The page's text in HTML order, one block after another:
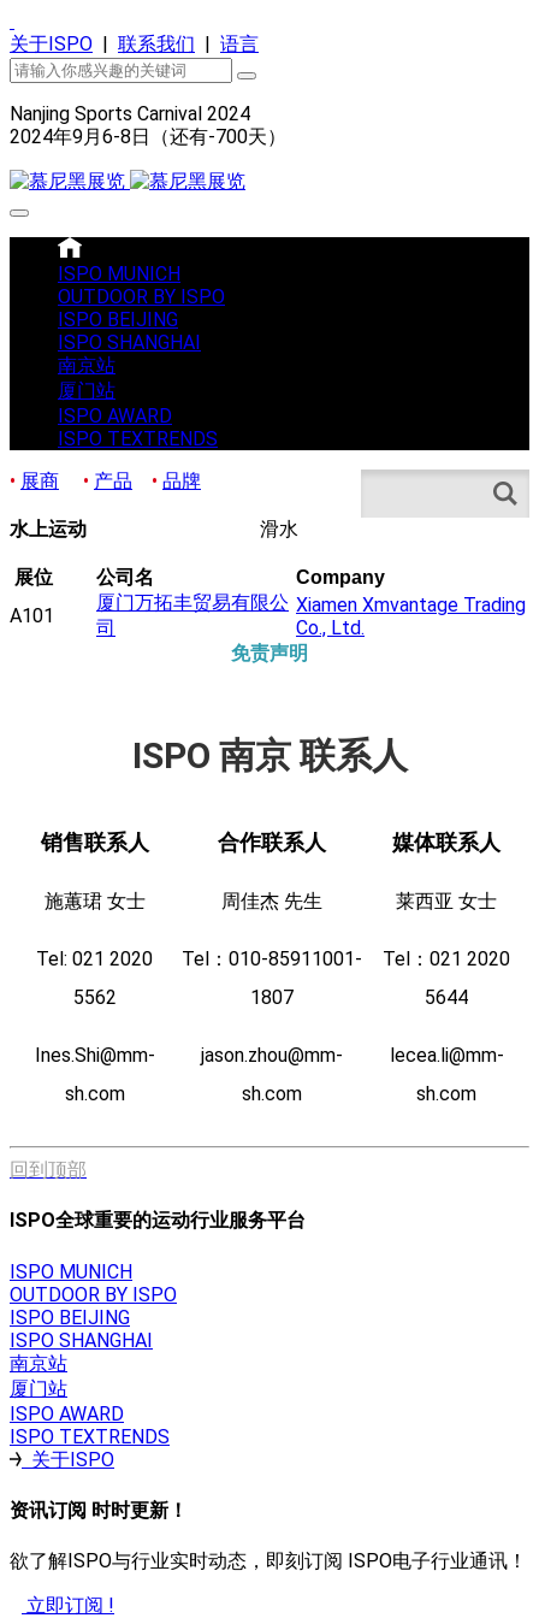
关于ISPO | 联系我们 | 语言
Nanjing Sports Carnival 2024
2024年9月6-8日（还有-700天）
ISPO MUNICH
OUTDOOR BY ISPO
ISPO BEIJING
ISPO SHANGHAI
南京站
厦门站
ISPO AWARD
ISPO TEXTRENDS
• 展商 • 产品 • 品牌 Search
水上运动 滑水
展位 公司名 Company
A101
厦门万拓丰贸易有限公
司
Xiamen Xmvantage Trading
Co., Ltd.
免责声明
ISPO 南京 联系人
销售联系人
施蕙珺 女士
Tel: 021 2020
5562
Ines.Shi@mm-
sh.com
合作联系人
周佳杰 先生
Tel：010-85911001-
1807
jason.zhou@mm-
sh.com
媒体联系人
莱西亚 女士
Tel：021 2020
5644
lecea.li@mm-
sh.com
回到顶部
ISPO全球重要的运动行业服务平台
ISPO MUNICH
OUTDOOR BY ISPO
ISPO BEIJING
ISPO SHANGHAI
南京站
厦门站
ISPO AWARD
ISPO TEXTRENDS
关于ISPO
资讯订阅 时时更新！
欲了解ISPO与行业实时动态，即刻订阅 ISPO电子行业通讯！
立即订阅 !